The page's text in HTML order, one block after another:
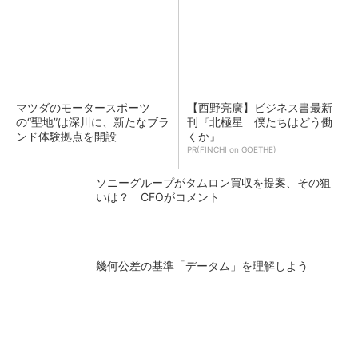
マツダのモータースポーツ
の“聖地”は深川に、新たなブラ
ンド体験拠点を開設
【西野亮廣】ビジネス書最新
刊『北極星 僕たちはどう働
くか』
PR(FINCHI on GOETHE)
ソニーグループがタムロン買収を提案、その狙
いは？ CFOがコメント
幾何公差の基準「データム」を理解しよう